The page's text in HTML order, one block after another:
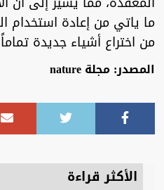
ما ياتي من إعادة استخدام
من اختراع أشياء جديدة
المصدر: مجلة nature
الأكثر قراءة